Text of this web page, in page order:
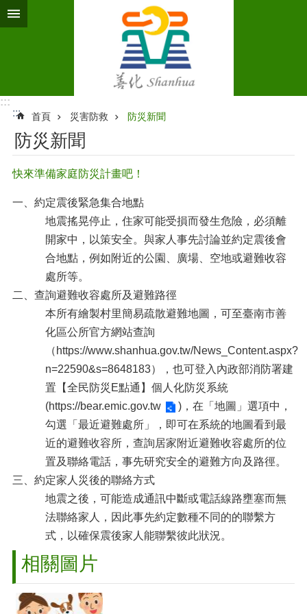
跳到主要內容區塊
:::
:::
首頁 災害防救 防災新聞
防災新聞
快來準備家庭防災計畫吧！
一、約定震後緊急集合地點
地震搖晃停止，住家可能受損而發生危險，必須離
開家中，以策安全。與家人事先討論並約定震後會
合地點，例如附近的公園、廣場、空地或避難收容
處所等。
二、查詢避難收容處所及避難路徑
本所有繪製村里簡易疏散避難地圖，可至臺南市善
化區公所官方網站查詢
（ https://www.shanhua.gov.tw/News_Content.aspx?
n=22590&s=8648183），也可登入內政部消防署建
置【全民防災E點通】個人化防災系統
(https://bear.emic.gov.tw
)，在「地圖」選項中，
勾選「最近避難處所」，即可在系統的地圖看到最
近的避難收容所，查詢居家附近避難收容處所的位
置及聯絡電話，事先研究安全的避難方向及路徑。
三、約定家人災後的聯絡方式
地震之後，可能造成通訊中斷或電話線路壅塞而無
法聯絡家人，因此事先約定數種不同的的聯繫方
式，以確保震後家人能聯繫彼此狀況。
相關圖片